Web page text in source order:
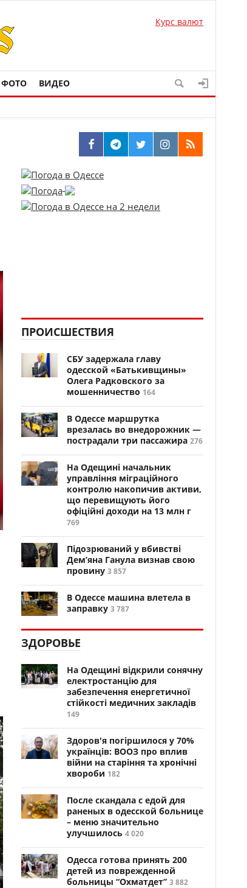
Курс валют
ФОТО ВИДЕО
ПРОИСШЕСТВИЯ
СБУ задержала главу
одесской «Батькивщины»
Олега Радковского за
мошенничество 164
В Одессе маршрутка
врезалась во внедорожник —
пострадали три пассажира 276
На Одещині начальник
управління міграційного
контролю накопичив активи,
що перевищують його
офіційні доходи на 13 млн г
769
Підозрюваний у вбивстві
Дем’яна Ганула визнав свою
провину 3 857
В Одессе машина влетела в
заправку 3 787
ЗДОРОВЬЕ
На Одещині відкрили сонячну
електростанцію для
забезпечення енергетичної
стійкості медичних закладів
149
Здоров'я погіршилося у 70%
українців: ВООЗ про вплив
війни на старіння та хронічні
хвороби 182
После скандала с едой для
раненых в одесской больнице
– меню значительно
улучшилось 4 020
Одесса готова принять 200
детей из поврежденной
больницы “Охматдет” 3 882